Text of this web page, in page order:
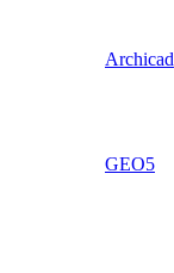
Archicad
GEO5